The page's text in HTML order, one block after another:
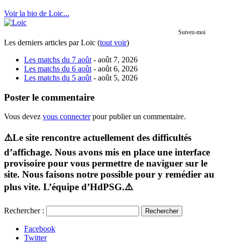
Voir la bio de Loic...
Suivez-moi
Les derniers articles par Loic (tout voir)
Les matchs du 7 août - août 7, 2026
Les matchs du 6 août - août 6, 2026
Les matchs du 5 août - août 5, 2026
Poster le commentaire
Vous devez vous connecterpour publier un commentaire.
⚠️Le site rencontre actuellement des difficultés
d’affichage. Nous avons mis en place une interface
provisoire pour vous permettre de naviguer sur le
site. Nous faisons notre possible pour y remédier au
plus vite. L’équipe d’HdPSG.⚠️
Rechercher :
Facebook
Twitter